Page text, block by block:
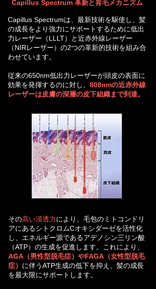
Capillus Spectrum 革新と育毛メカニズム
Capillus Spectrumは、最新技術を駆使し、髪
の成長をより強力にサポートするために低出
力レーザー（LLLT）と近赤外線レーザー
（NIRレーザー）の2つの革新的技術を組み合
わせています。
従来の650nm低出力レーザーが頭皮の表面に
効果を発揮するのに対し、 808nmの近赤外線
レーザーは皮膚の深層の皮下組織まで到達。
その高い浸透力により、毛包のミトコンドリ
アにあるシトクロムCオキシダーゼを活性化
し、エネルギー源であるアデノシン三リン酸
（ATP）の生成を促進します。これにより、
AGA（男性型脱毛症）やFAGA（女性型脱毛
症） に伴うATP生成の低下を抑え、髪の成長
を最大限にサポートします。